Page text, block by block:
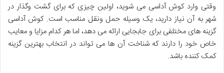
وقتی وارد کوش آداسی می شوید، اولین چیزی که برای گشت وگذار در
شهر به آن نیاز دارید، یک وسیله حمل ونقل مناسب است. کوش آداسی
گزینه های مختلفی برای جابجایی ارائه می دهد، اما هر کدام مزایا و معایب
خاص خود را دارند که شناخت آن ها می تواند در انتخاب بهترین گزینه
کمک کننده باشد.